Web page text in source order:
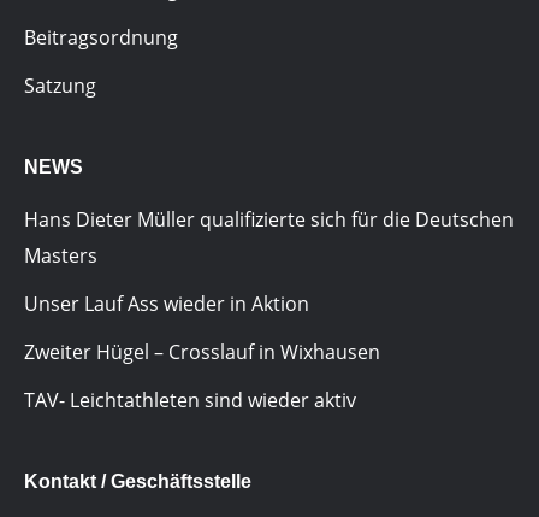
Beitragsordnung
Satzung
NEWS
Hans Dieter Müller qualifizierte sich für die Deutschen
Masters
Unser Lauf Ass wieder in Aktion
Zweiter Hügel – Crosslauf in Wixhausen
TAV- Leichtathleten sind wieder aktiv
Kontakt / Geschäftsstelle